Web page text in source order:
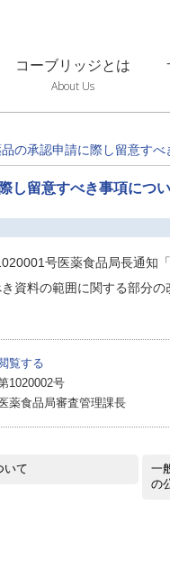
コーブリッジとは
About Us
の承認申請に際し留意すべ
し留意すべき事項につ
号医薬食品局長通知
資料の範囲に関する部分
覧する
1020002号
薬食品局審査管理課長
いて
一
の